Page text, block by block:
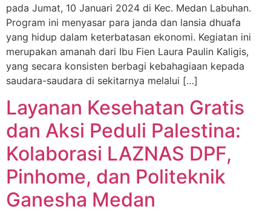
pada Jumat, 10 Januari 2024 di Kec. Medan Labuhan.
Program ini menyasar para janda dan lansia dhuafa
yang hidup dalam keterbatasan ekonomi. Kegiatan ini
merupakan amanah dari Ibu Fien Laura Paulin Kaligis,
yang secara konsisten berbagi kebahagiaan kepada
saudara-saudara di sekitarnya melalui […]
Layanan Kesehatan Gratis
dan Aksi Peduli Palestina:
Kolaborasi LAZNAS DPF,
Pinhome, dan Politeknik
Ganesha Medan